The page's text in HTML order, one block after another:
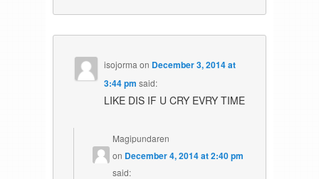
isojorma on December 3, 2014 at
3:44 pm said:
LIKE DIS IF U CRY EVRY TIME
Magipundaren
on December 4, 2014 at 2:40 pm
said: